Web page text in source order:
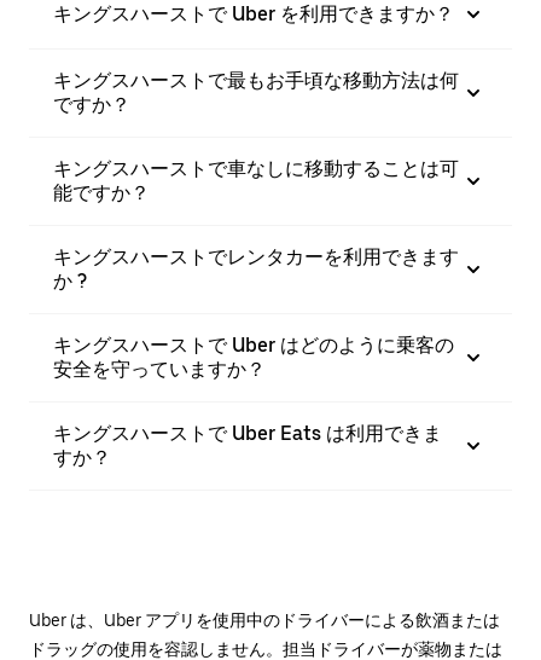
キングスハーストで Uber を利用できますか？
キングスハーストで最もお手頃な移動方法は何
ですか？
キングスハーストで車なしに移動することは可
能ですか？
キングスハーストでレンタカーを利用できます
か ?
キングスハーストで Uber はどのように乗客の
安全を守っていますか？
キングスハーストで Uber Eats は利用できま
すか？
Uber は、Uber アプリを使用中のドライバーによる飲酒または
ドラッグの使用を容認しません。担当ドライバーが薬物または